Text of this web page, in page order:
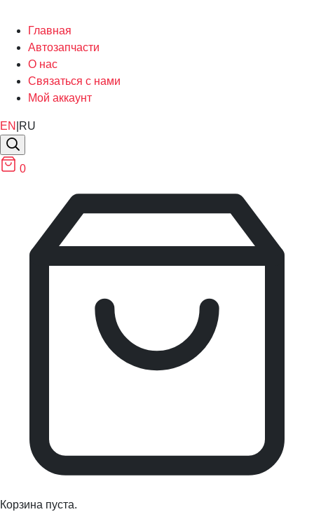
Главная
Автозапчасти
О нас
Связаться с нами
Мой аккаунт
EN RU
0
Корзина пуста.